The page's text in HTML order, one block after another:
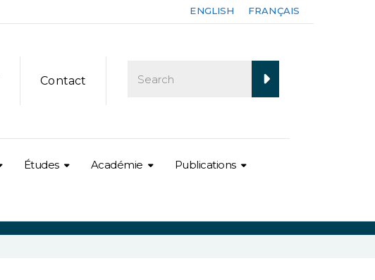
ENGLISH FRANÇAIS
Contact
Études Académie Publications